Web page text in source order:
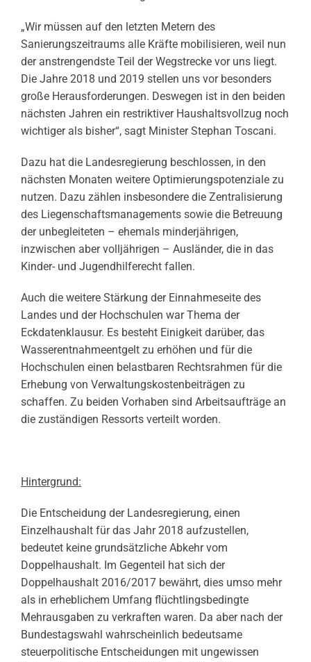
„Wir müssen auf den letzten Metern des
Sanierungszeitraums alle Kräfte mobilisieren, weil nun
der anstrengendste Teil der Wegstrecke vor uns liegt.
Die Jahre 2018 und 2019 stellen uns vor besonders
große Herausforderungen. Deswegen ist in den beiden
nächsten Jahren ein restriktiver Haushaltsvollzug noch
wichtiger als bisher“, sagt Minister Stephan Toscani.
Dazu hat die Landesregierung beschlossen, in den
nächsten Monaten weitere Optimierungspotenziale zu
nutzen. Dazu zählen insbesondere die Zentralisierung
des Liegenschaftsmanagements sowie die Betreuung
der unbegleiteten – ehemals minderjährigen,
inzwischen aber volljährigen – Ausländer, die in das
Kinder- und Jugendhilferecht fallen.
Auch die weitere Stärkung der Einnahmeseite des
Landes und der Hochschulen war Thema der
Eckdatenklausur. Es besteht Einigkeit darüber, das
Wasserentnahmeentgelt zu erhöhen und für die
Hochschulen einen belastbaren Rechtsrahmen für die
Erhebung von Verwaltungskostenbeiträgen zu
schaffen. Zu beiden Vorhaben sind Arbeitsaufträge an
die zuständigen Ressorts verteilt worden.
Hintergrund:
Die Entscheidung der Landesregierung, einen
Einzelhaushalt für das Jahr 2018 aufzustellen,
bedeutet keine grundsätzliche Abkehr vom
Doppelhaushalt. Im Gegenteil hat sich der
Doppelhaushalt 2016/2017 bewährt, dies umso mehr
als in erheblichem Umfang flüchtlingsbedingte
Mehrausgaben zu verkraften waren. Da aber nach der
Bundestagswahl wahrscheinlich bedeutsame
steuerpolitische Entscheidungen mit ungewissen